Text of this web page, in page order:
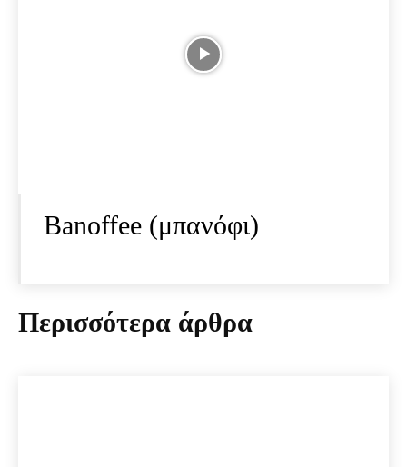
Banoffee (μπανόφι)
Περισσότερα άρθρα